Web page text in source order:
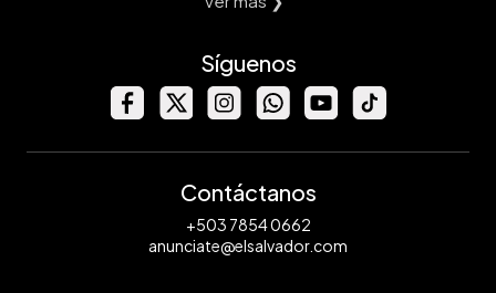
Síguenos
Contáctanos
+503 7854 0662
anunciate@elsalvador.com